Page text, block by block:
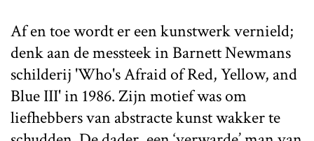
Af en toe wordt er een kunstwerk vernield;
denk aan de messteek in Barnett Newmans
schilderij 'Who's Afraid of Red, Yellow, and
Blue III' in 1986. Zijn motief was om
liefhebbers van abstracte kunst wakker te